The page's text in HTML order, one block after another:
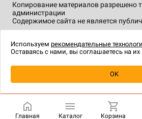
Уведомить о
Копирование материалов разрешено
администрации
Содержимое сайта не является
технологии.
Главная Каталог Корзина
Используем рекомендательные
Оставаясь с нами, вы соглашаетесь на
OK